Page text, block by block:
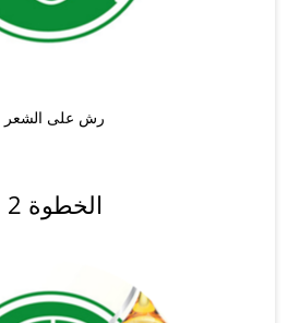
رش على الشعر
الخطوة 2